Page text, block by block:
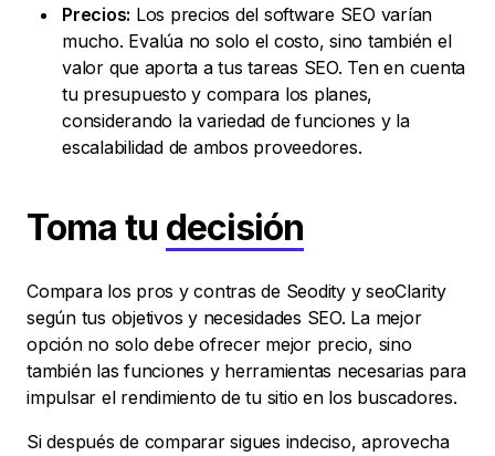
Precios: Los precios del software SEO varían
mucho. Evalúa no solo el costo, sino también el
valor que aporta a tus tareas SEO. Ten en cuenta
tu presupuesto y compara los planes,
considerando la variedad de funciones y la
escalabilidad de ambos proveedores.
Toma tu decisión
Compara los pros y contras de Seodity y seoClarity
según tus objetivos y necesidades SEO. La mejor
opción no solo debe ofrecer mejor precio, sino
también las funciones y herramientas necesarias para
impulsar el rendimiento de tu sitio en los buscadores.
Si después de comparar sigues indeciso, aprovecha